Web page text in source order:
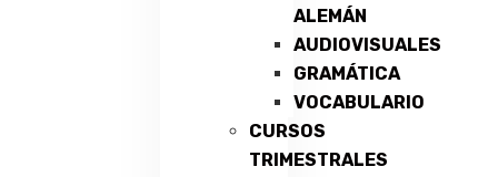
ALEMÁN
AUDIOVISUALES
GRAMÁTICA
VOCABULARIO
CURSOS
TRIMESTRALES